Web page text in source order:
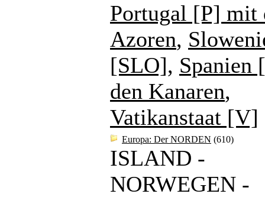
Portugal [P] mit
Azoren,
[SLO], Spanien
den Kanaren,
Vatikanstaat [V]
Europa: Der NORDEN (610)
ISLAND -
NORWEGEN -